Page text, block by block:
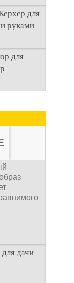
для
руками
о
для
– это
дачи